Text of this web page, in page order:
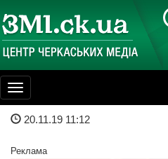
Toggle
navigation
20.11.19 11:12
Реклама